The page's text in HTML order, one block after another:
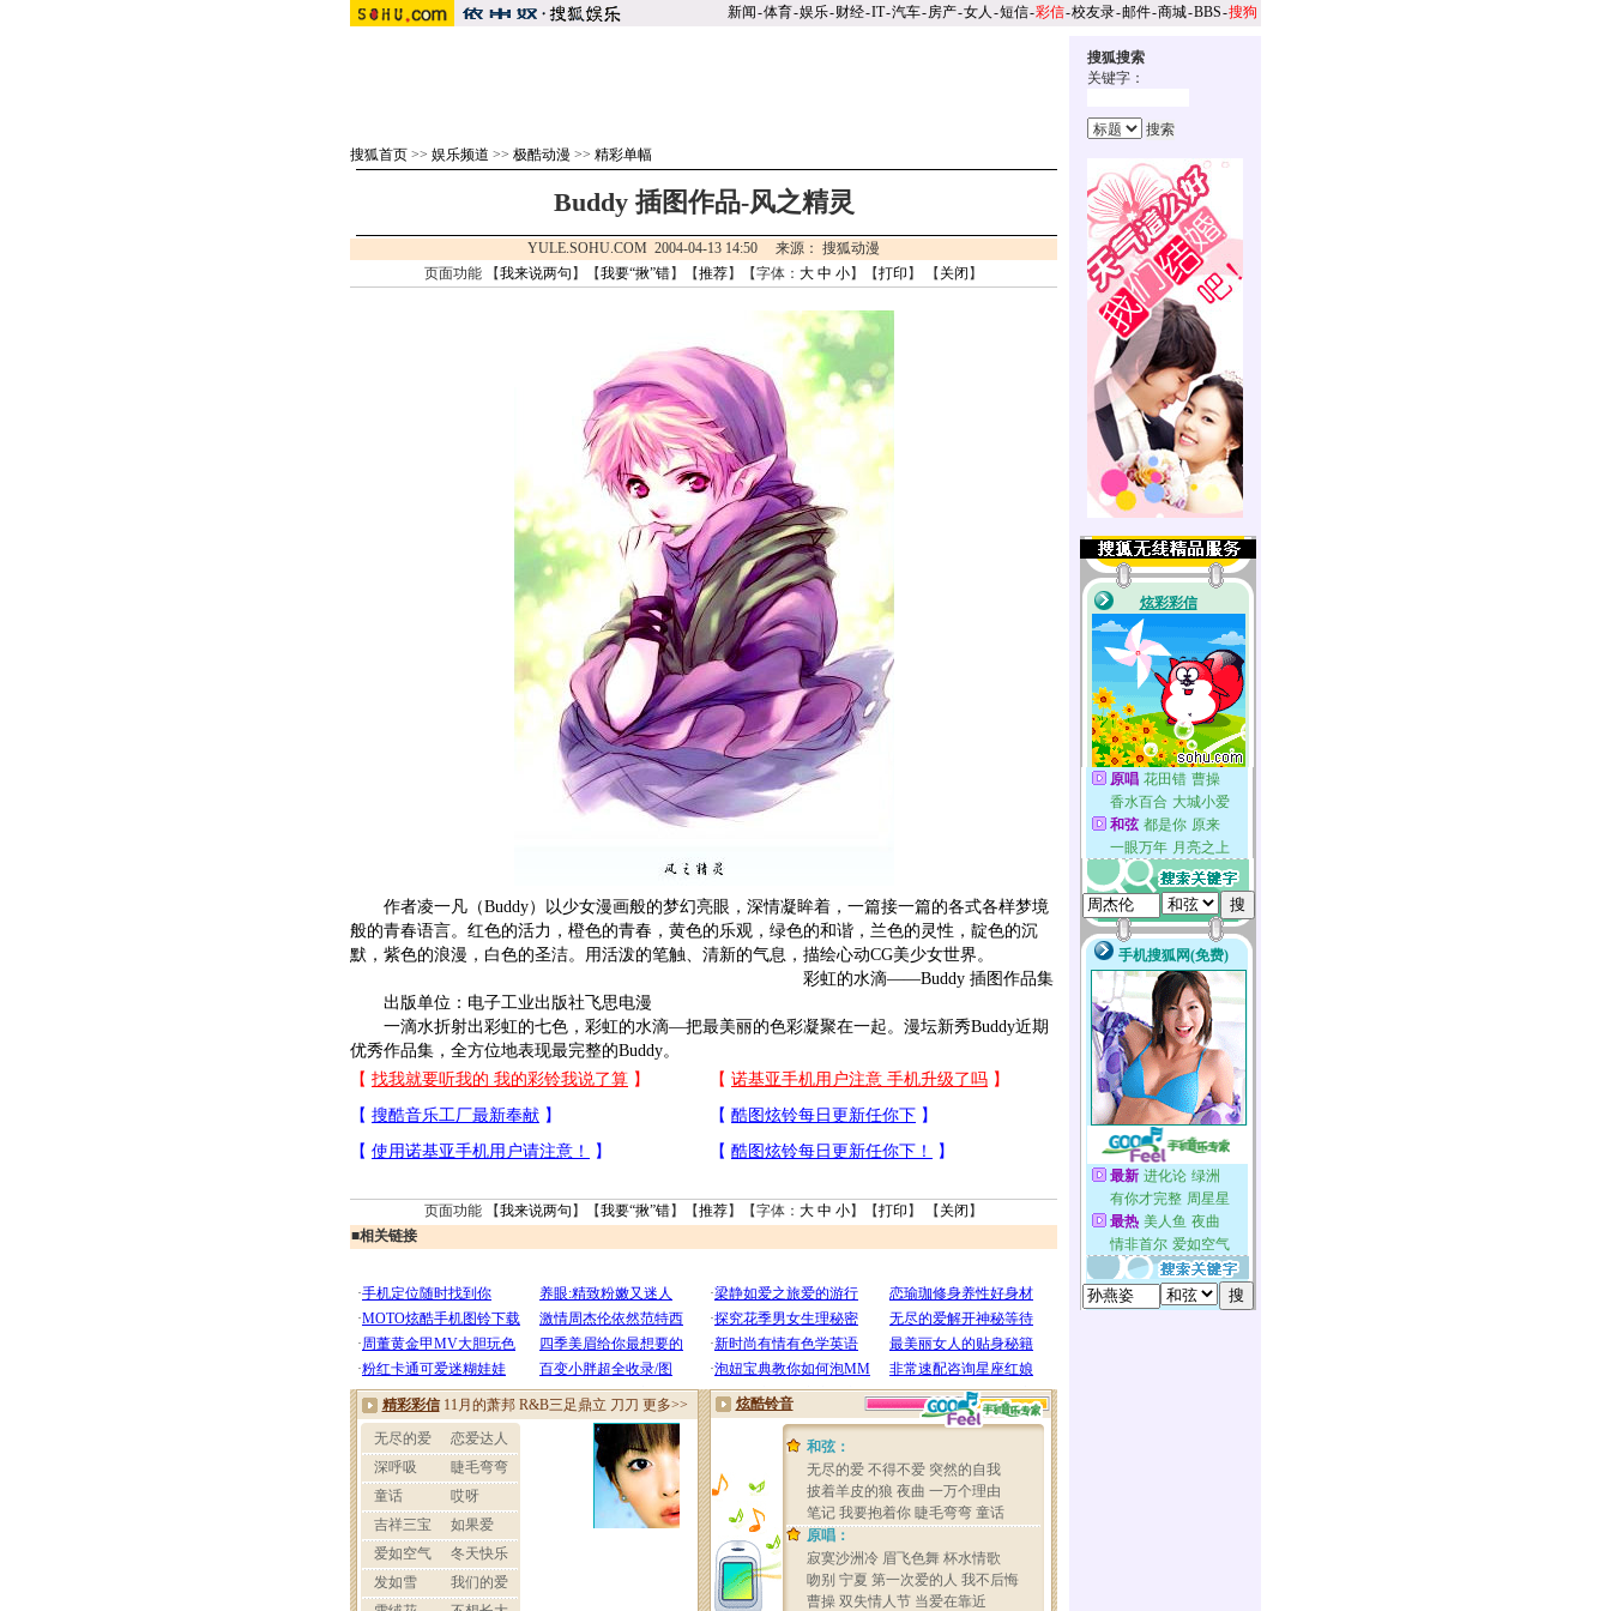
新闻-体育-娱乐-财经-IT-汽车-房产-女人 -短信-彩信-校友录-邮件-商城-BBS-搜狗
搜狐首页 >> 娱乐频道 >> 极酷动漫 >> 精彩单幅
Buddy 插图作品-风之精灵
YULE.SOHU.COM 2004-04-13 14:50 来源： 搜狐动漫
页面功能 【我来说两句 】【我要“揪”错】【推荐】【字体： 大 中 小】【打印 】 【 关闭 】
作者凌一凡（Buddy）以少女漫画般的梦幻亮眼，深情凝眸着，一篇接一篇的各式各样梦境
般的青春语言。红色的活力，橙色的青春，黄色的乐观，绿色的和谐，兰色的灵性，靛色的沉
默，紫色的浪漫，白色的圣洁。用活泼的笔触、清新的气息，描绘心动CG美少女世界。
彩虹的水滴——Buddy 插图作品集
出版单位：电子工业出版社飞思电漫
一滴水折射出彩虹的七色，彩虹的水滴—把最美丽的色彩凝聚在一起。漫坛新秀Buddy近期
优秀作品集，全方位地表现最完整的Buddy。
页面功能 【我来说两句 】【我要“揪”错】【推荐】【字体： 大 中 小】【打印 】 【 关闭 】
■相关链接
搜狐搜索
关键字：